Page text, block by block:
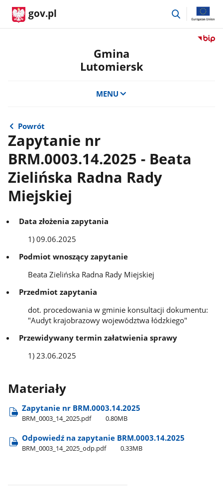
gov.pl
przejdź
Przejdź
Gmina
Lutomiersk
MENU
Powrót
Zapytanie nr
BRM.0003.14.2025 - Beata
Zielińska Radna Rady
Miejskiej
Data złożenia zapytania
1) 09.06.2025
Podmiot wnoszący zapytanie
Beata Zielińska Radna Rady Miejskiej
Przedmiot zapytania
dot. procedowania w gminie konsultacji dokumentu:
"Audyt krajobrazowy województwa łódzkiego"
Przewidywany termin załatwienia sprawy
1) 23.06.2025
Materiały
Zapytanie nr BRM.0003.14.2025
BRM​_0003​_14​_2025.pdf 0.80MB
Odpowiedź na zapytanie BRM.0003.14.2025
BRM​_0003​_14​_2025​_odp.pdf 0.33MB